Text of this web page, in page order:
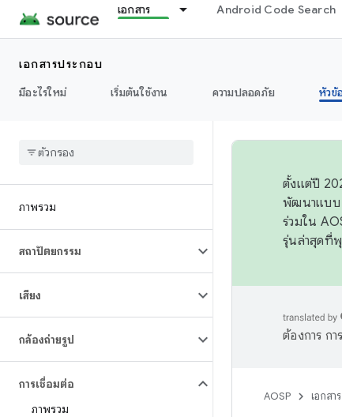
เอกสาร Android Code Search
เอกสารประกอบ
มีอะไรใหม่
เริ่มต้นใช้งาน ความปลอดภัย หัวข้
ภาพรวม
สถาปัตยกรรม
เสียง
กล้องถ่ายรูป
การเชื่อมต่อ
ภาพรวม
ตั้งแต่ปี
พัฒนาแบบ
ร่วมใน
รุ่นล่าสุดที่
ต้องการ ก
AOSP เอกสาร